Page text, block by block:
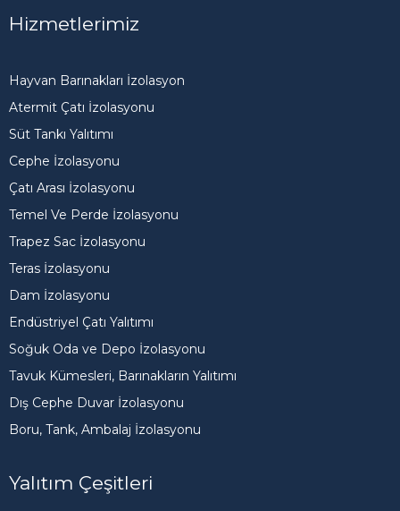
Hizmetlerimiz
Hayvan Barınakları İzolasyon
Atermit Çatı İzolasyonu
Süt Tankı Yalıtımı
Cephe İzolasyonu
Çatı Arası İzolasyonu
Temel Ve Perde İzolasyonu
Trapez Sac İzolasyonu
Teras İzolasyonu
Dam İzolasyonu
Endüstriyel Çatı Yalıtımı
Soğuk Oda ve Depo İzolasyonu
Tavuk Kümesleri, Barınakların Yalıtımı
Dış Cephe Duvar İzolasyonu
Boru, Tank, Ambalaj İzolasyonu
Yalıtım Çeşitleri